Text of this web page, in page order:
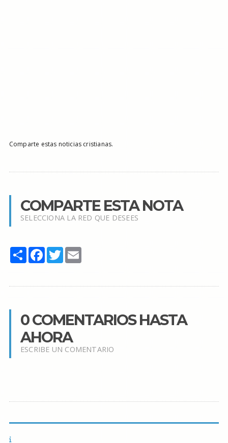
Comparte estas noticias cristianas.
COMPARTE ESTA NOTA
SELECCIONA LA RED QUE DESEES
Share Facebook
TwitterEmail
0 COMENTARIOS HASTA
AHORA
ESCRIBE UN COMENTARIO